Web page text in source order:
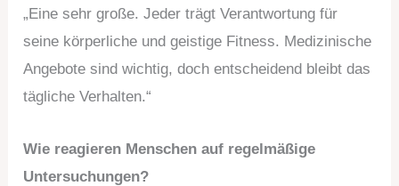
„Eine sehr große. Jeder trägt Verantwortung für
seine körperliche und geistige Fitness. Medizinische
Angebote sind wichtig, doch entscheidend bleibt das
tägliche Verhalten.“
Wie reagieren Menschen auf regelmäßige
Untersuchungen?